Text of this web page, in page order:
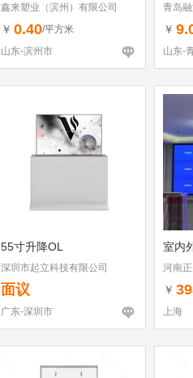
鑫来塑业（滨州）有限公司
￥ 0.40/平方米
山东-滨州市
青岛
￥
山东-
55寸升降OL
深圳市起立科技有限公司
面议
广东-深圳市
室内
河南
￥
上海